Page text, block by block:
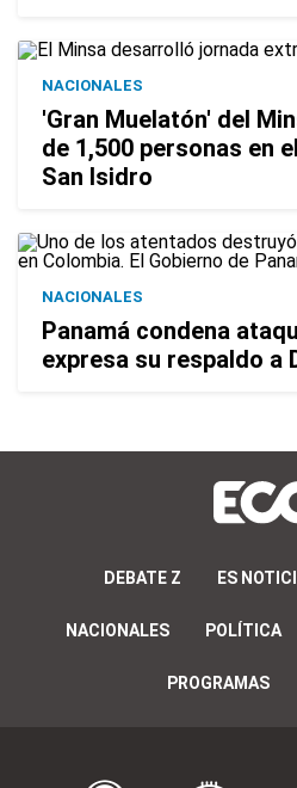
NACIONALES
'Gran Muelatón' del
de 1,500 personas en
San Isidro
NACIONALES
Panamá condena
expresa su respaldo a
DEBATE Z ES
NACIONALES POLÍTICA
PROGRAMAS